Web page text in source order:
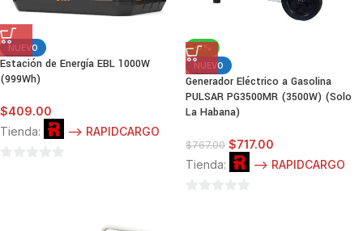
NUEVO
Estación de Energía EBL 1000W
(999Wh)
$409.00
Tienda:
--> RAPIDCARGO
-7%
NUEVO
Generador Eléctrico a Gasolina
PULSAR PG3500MR (3500W) (Solo
La Habana)
$767.00 $717.00
Tienda:
--> RAPIDCARGO